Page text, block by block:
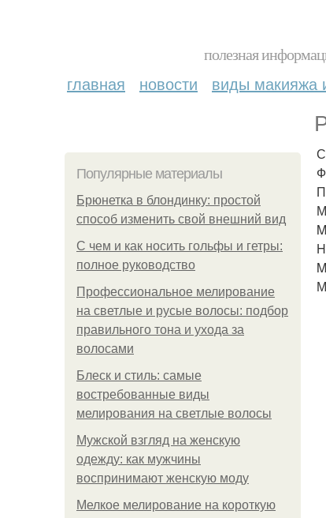
полезная
главная новости виды макияжа
Популярные материалы
Брюнетка в блондинку: простой
способ изменить свой внешний вид
С чем и как носить гольфы и гетры:
полное руководство
Профессиональное мелирование
на светлые и русые волосы: подбор
правильного тона и ухода за
волосами
Блеск и стиль: самые
востребованные виды
мелирования на светлые волосы
Мужской взгляд на женскую
одежду: как мужчины
воспринимают женскую моду
Мелкое мелирование на короткую